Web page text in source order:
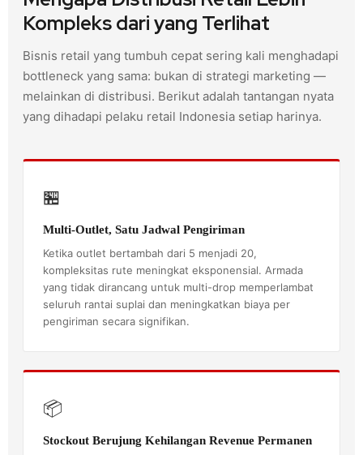
Kompleks dari yang Terlihat
Bisnis retail yang tumbuh cepat sering kali menghadapi
bottleneck yang sama: bukan di strategi marketing —
melainkan di distribusi. Berikut adalah tantangan nyata
yang dihadapi pelaku retail Indonesia setiap harinya.
🏪
Multi-Outlet, Satu Jadwal Pengiriman
Ketika outlet bertambah dari 5 menjadi 20,
kompleksitas rute meningkat eksponensial. Armada
yang tidak dirancang untuk multi-drop memperlambat
seluruh rantai suplai dan meningkatkan biaya per
pengiriman secara signifikan.
📦
Stockout Berujung Kehilangan Revenue Permanen